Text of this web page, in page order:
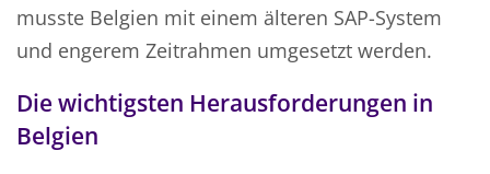
musste Belgien mit einem älteren SAP-System
und engerem Zeitrahmen umgesetzt werden.
Die wichtigsten Herausforderungen in
Belgien